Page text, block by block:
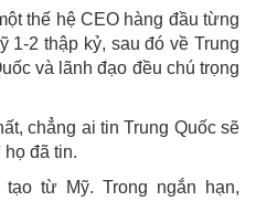
thế hệ CEO hàng đầu từng
1-2 thập kỷ, sau đó về Trung
và lãnh đạo đều chú trọng
chẳng ai tin Trung Quốc sẽ
đã tin.
từ Mỹ. Trong ngắn hạn,